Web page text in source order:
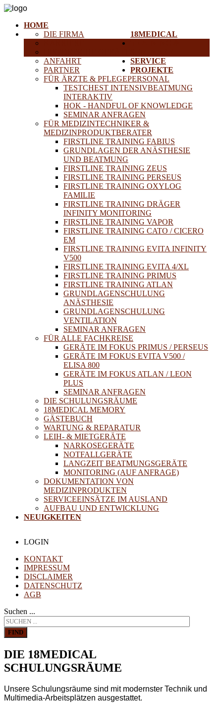
HOME
18MEDICAL
DIE FIRMA
ANFAHRT
PARTNER
FÜR ÄRZTE & PFLEGEPERSONAL
TESTCHEST INTENSIVBEATMUNG
INTERAKTIV
HOK - HANDFUL OF KNOWLEDGE
SEMINAR ANFRAGEN
FÜR MEDIZINTECHNIKER &
MEDIZINPRODUKTBERATER
FIRSTLINE TRAINING FABIUS
GRUNDLAGEN DER ANÄSTHESIE
UND BEATMUNG
FIRSTLINE TRAINING ZEUS
FIRSTLINE TRAINING PERSEUS
FIRSTLINE TRAINING OXYLOG
FAMILIE
FIRSTLINE TRAINING DRÄGER
INFINITY MONITORING
FIRSTLINE TRAINING VAPOR
FIRSTLINE TRAINING CATO / CICERO
EM
FIRSTLINE TRAINING EVITA INFINITY
V500
FIRSTLINE TRAINING EVITA 4/XL
FIRSTLINE TRAINING PRIMUS
FIRSTLINE TRAINING ATLAN
GRUNDLAGENSCHULUNG
ANÄSTHESIE
GRUNDLAGENSCHULUNG
VENTILATION
SEMINAR ANFRAGEN
FÜR ALLE FACHKREISE
GERÄTE IM FOKUS PRIMUS / PERSEUS
GERÄTE IM FOKUS EVITA V500 /
ELISA 800
GERÄTE IM FOKUS ATLAN / LEON
PLUS
SEMINAR ANFRAGEN
DIE SCHULUNGSRÄUME
18MEDICAL MEMORY
GÄSTEBUCH
SERVICE
WARTUNG & REPARATUR
LEIH- & MIETGERÄTE
NARKOSEGERÄTE
NOTFALLGERÄTE
LANGZEIT BEATMUNGSGERÄTE
MONITORING (AUF ANFRAGE)
DOKUMENTATION VON
MEDIZINPRODUKTEN
PROJEKTE
SERVICEEINSÄTZE IM AUSLAND
AUFBAU UND ENTWICKLUNG
NEUIGKEITEN
LOGIN
KONTAKT
IMPRESSUM
DISCLAIMER
DATENSCHUTZ
AGB
Suchen ...
FIND
DIE 18MEDICAL
SCHULUNGSRÄUME
Unsere Schulungsräume sind mit modernster Technik und
Multimedia-Arbeitsplätzen ausgestattet.